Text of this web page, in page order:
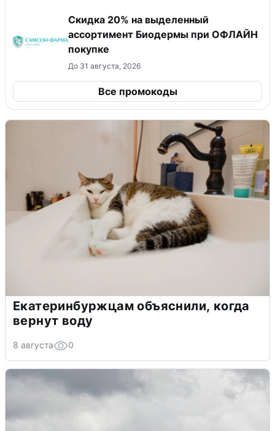
Скидка 20% на выделенный
ассортимент Биодермы при ОФЛАЙН
покупке
До 31 августа, 2026
Все промокоды
Екатеринбуржцам объяснили, когда
вернут воду
8 августа 0